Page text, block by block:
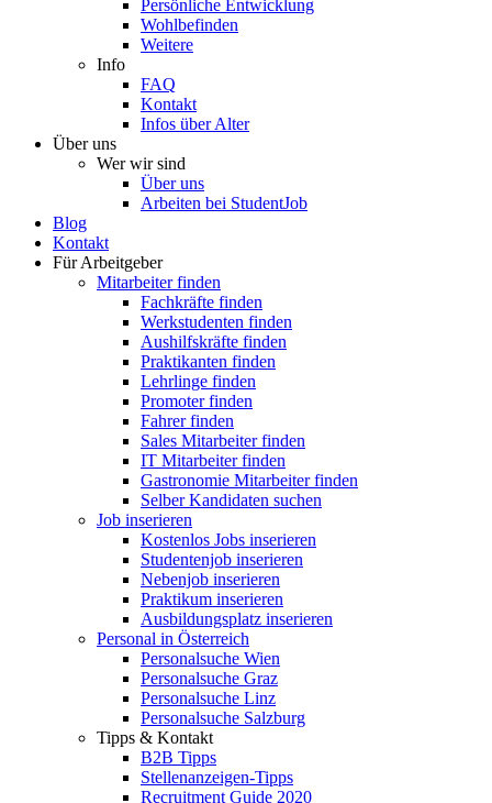
Persönliche Entwicklung
Wohlbefinden
Weitere
Info
FAQ
Kontakt
Infos über Alter
Über uns
Wer wir sind
Über uns
Arbeiten bei StudentJob
Blog
Kontakt
Für Arbeitgeber
Mitarbeiter finden
Fachkräfte finden
Werkstudenten finden
Aushilfskräfte finden
Praktikanten finden
Lehrlinge finden
Promoter finden
Fahrer finden
Sales Mitarbeiter finden
IT Mitarbeiter finden
Gastronomie Mitarbeiter finden
Selber Kandidaten suchen
Job inserieren
Kostenlos Jobs inserieren
Studentenjob inserieren
Nebenjob inserieren
Praktikum inserieren
Ausbildungsplatz inserieren
Personal in Österreich
Personalsuche Wien
Personalsuche Graz
Personalsuche Linz
Personalsuche Salzburg
Tipps & Kontakt
B2B Tipps
Stellenanzeigen-Tipps
Recruitment Guide 2020